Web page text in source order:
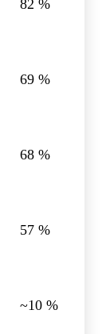
82 %
69 %
68 %
57 %
~10 %